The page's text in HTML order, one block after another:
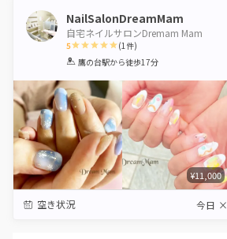
NailSalonDreamMam
自宅ネイルサロンDremam Mam
5
1 2 3 4 5
(1件)
鷹の台駅から徒歩17分
¥11,000
空き状況 今日 ×